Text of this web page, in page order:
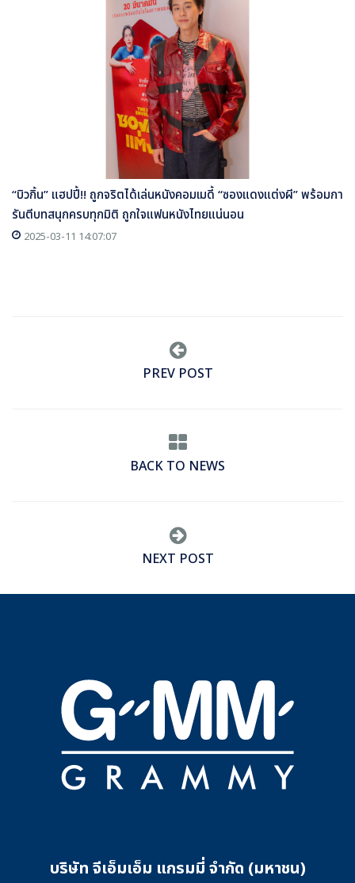
“บิวกิ้น” แฮปปี้!! ถูกจริตได้เล่นหนังคอมเมดี้ “ซองแดงแต่งผี” พร้อมกา
รันตีบทสนุกครบทุกมิติ ถูกใจแฟนหนังไทยแน่นอน
2025-03-11 14:07:07
PREV POST
BACK TO NEWS
NEXT POST
บริษัท จีเอ็มเอ็ม แกรมมี่ จำกัด (มหาชน)